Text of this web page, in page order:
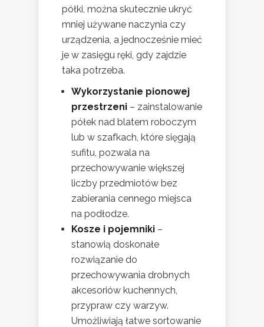
półki, można skutecznie ukryć
mniej używane naczynia czy
urządzenia, a jednocześnie mieć
je w zasięgu ręki, gdy zajdzie
taka potrzeba.
Wykorzystanie pionowej
przestrzeni – zainstalowanie
półek nad blatem roboczym
lub w szafkach, które sięgają
sufitu, pozwala na
przechowywanie większej
liczby przedmiotów bez
zabierania cennego miejsca
na podłodze.
Kosze i pojemniki –
stanowią doskonałe
rozwiązanie do
przechowywania drobnych
akcesoriów kuchennych,
przypraw czy warzyw.
Umożliwiają łatwe sortowanie